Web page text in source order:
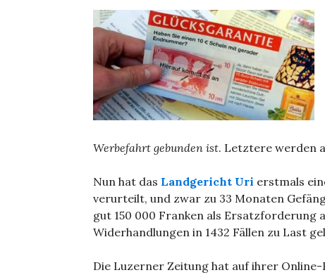
Werbefahrt gebunden ist. Letztere werden
Nun hat das Landgericht Uri erstmals
verurteilt, und zwar zu 33 Monaten
gut 150 000 Franken als Ersatzforderung
Widerhandlungen in 1432 Fällen zu Last
Die Luzerner Zeitung hat auf ihrer